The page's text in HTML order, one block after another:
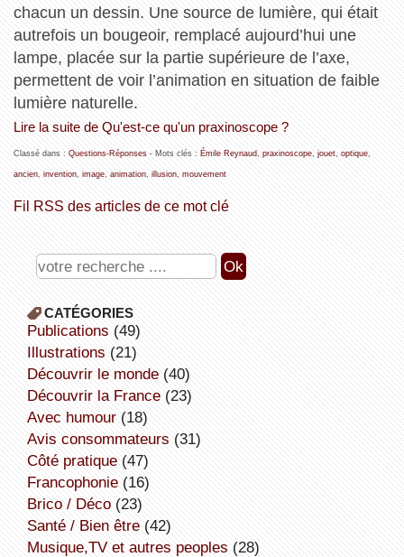
chacun un dessin. Une source de lumière, qui était
autrefois un bougeoir, remplacé aujourd’hui une
lampe, placée sur la partie supérieure de l’axe,
permettent de voir l’animation en situation de faible
lumière naturelle.
Lire la suite de Qu'est-ce qu'un praxinoscope ?
Classé dans : Questions-Réponses- Mots clés : Émile Reynaud praxinoscope, jouet, optique,
ancien, invention, image, animation, illusion, mouvement
Fil RSS des articles de ce mot clé
CATÉGORIES
publications (49)
illustrations (21)
découvrir le monde(40)
découvrir la France(23)
avec humour(18)
avis consommateurs (31)
côté pratique(47)
Francophonie(16)
Brico / Déco(23)
Santé / Bien être(42)
Musique,TV et autres peoples (28)